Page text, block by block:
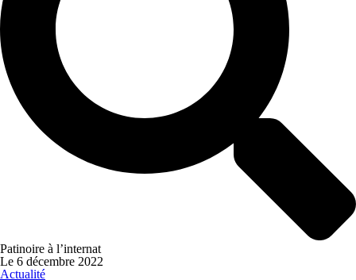
Patinoire à l’internat
Le 6 décembre 2022
Actualité